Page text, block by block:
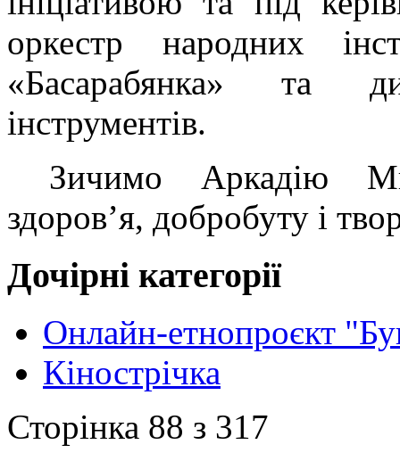
оркестр народних
«Басарабянка» та
інструментів.
Зичимо Аркадію
здоров’я, добробуту і
Дочірні категорії
Онлайн-етнопроєкт
Кінострічка
Сторінка 88 з 317